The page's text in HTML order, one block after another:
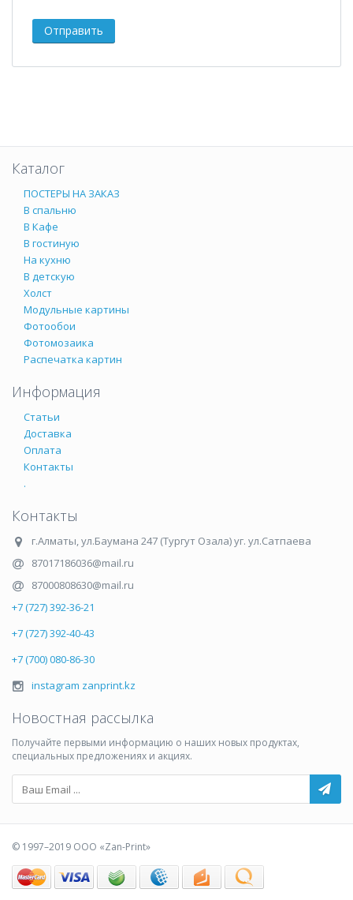
Каталог
ПОСТЕРЫ НА ЗАКАЗ
В спальню
В Кафе
В гостиную
На кухню
В детскую
Холст
Модульные картины
Фотообои
Фотомозаика
Распечатка картин
Информация
Статьи
Доставка
Оплата
Контакты
.
Контакты
г.Алматы,ул.Баумана 247 (Тургут Озала) уг. ул.Сатпаева
87017186036@mail.ru
87000808630@mail.ru
+7 (727) 392-36-21
+7 (727) 392-40-43
+7 (700) 080-86-30
instagram zanprint.kz
Новостная рассылка
Получайте первыми информацию о наших новых продуктах,
специальных предложениях и акциях.
© 1997–2019 ООО «Zan-Print»